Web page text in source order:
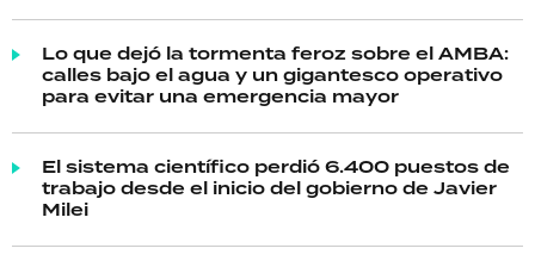
Lo que dejó la tormenta feroz sobre el AMBA:
calles bajo el agua y un gigantesco operativo
para evitar una emergencia mayor
El sistema científico perdió 6.400 puestos de
trabajo desde el inicio del gobierno de Javier
Milei